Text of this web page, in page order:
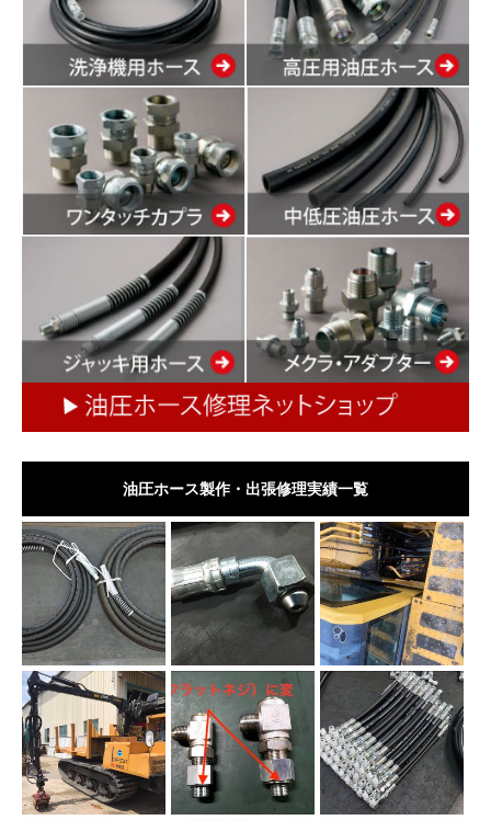
油圧ホース製作・出張修理実績一覧